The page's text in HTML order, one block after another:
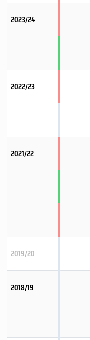
2023/24
2022/23
2021/22
2019/20
2018/19